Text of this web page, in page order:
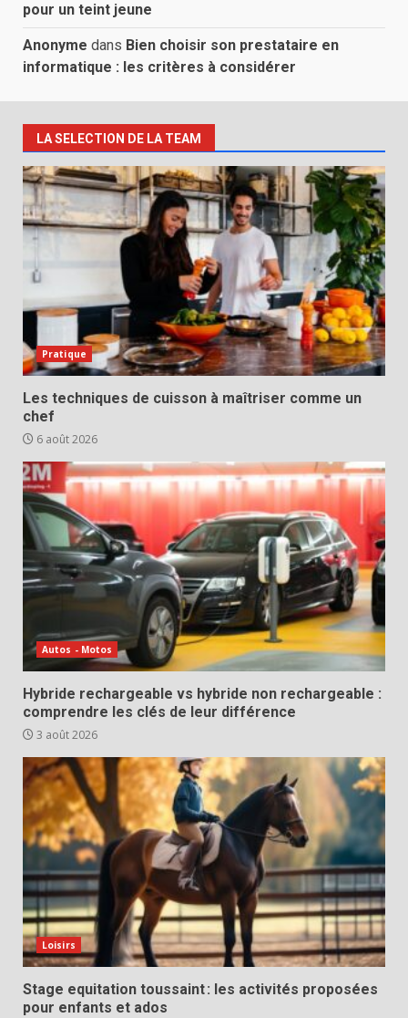
pour un teint jeune
Anonyme dans Bien choisir son prestataire en
informatique : les critères à considérer
LA SELECTION DE LA TEAM
Pratique
Les techniques de cuisson à maîtriser comme un
chef
6 août 2026
Autos - Motos
Hybride rechargeable vs hybride non rechargeable :
comprendre les clés de leur différence
3 août 2026
Loisirs
Stage equitation toussaint : les activités proposées
pour enfants et ados